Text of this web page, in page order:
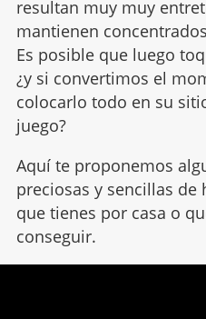
resultan muy muy
mantienen
Es posible que luego
¿y si convertimos el
colocarlo todo en su
juego?
Aquí te proponemos
preciosas y sencillas de
que tienes por casa o
conseguir.